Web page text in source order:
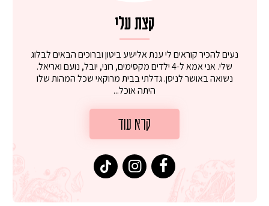
קצת עלי
נעים להכיר קוראים לי ענת אלישע ביטון וברוכים הבאים לבלוג
שלי. אני אמא ל-4 ילדים מקסימים, רוני, יובל, נועם ואריאל.
נשואה באושר לניסן. גדלתי בבית מרוקאי שכל המהות שלו
היתה אוכל...
קרא עוד